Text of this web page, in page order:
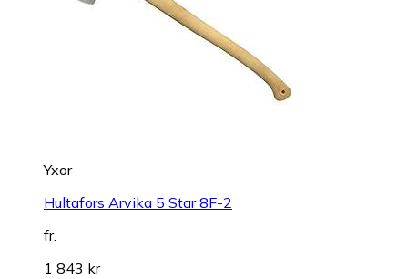
Yxor
Hultafors Arvika 5 Star 8F-2
fr.
1 843 kr